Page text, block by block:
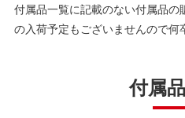
付属品一覧に記載のない付属品の
の入荷予定もございませんので何
付属